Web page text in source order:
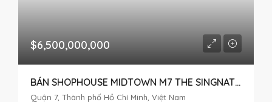
$6,500,000,000
BÁN SHOPHOUSE MIDTOWN M7 THE SINGNATURE
Quận 7, Thành phố Hồ Chí Minh, Việt Nam